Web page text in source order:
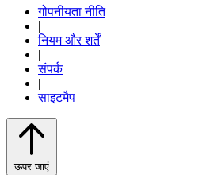
गोपनीयता नीति
|
नियम और शर्तें
|
संपर्क
|
साइटमैप
ऊपर जाएं